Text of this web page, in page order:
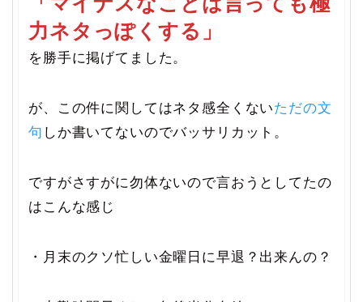
力ネタっぽくする」
を勝手に掲げてました。
が、この件に関してはネタ感全くないただの文
句 しか書いてないのでバッサリカット。
ですがさすがに勿体ないので言おうとしてたの
はこんな感じ
・月末のクソ忙しい金曜日に早退？出来んの？